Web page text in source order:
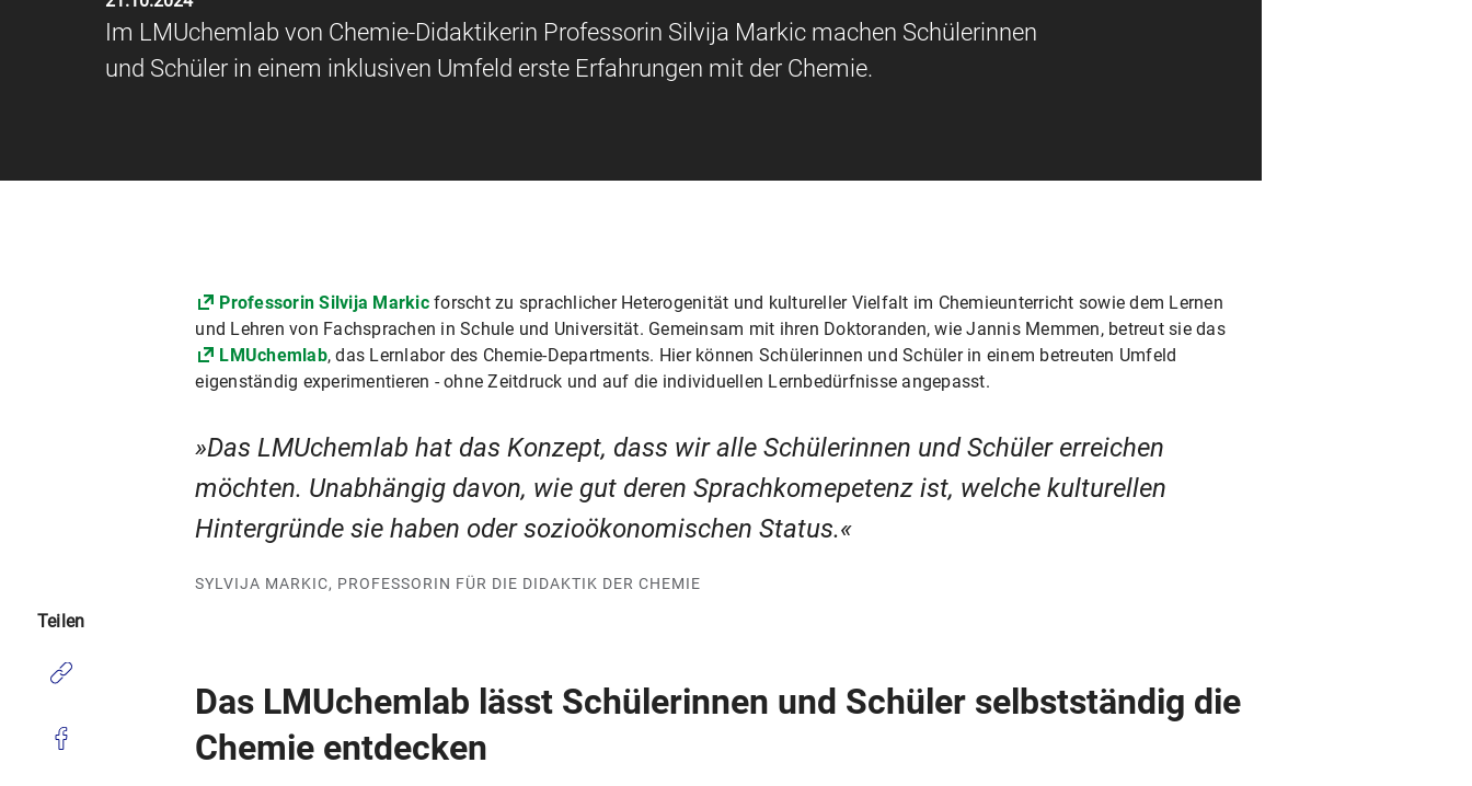
Im LMUchemlab von Chemie-Didaktikerin Professorin Silvija Markic machen Schülerinnen
und Schüler in einem inklusiven Umfeld erste Erfahrungen mit der Chemie.
Professorin Silvija Markicforscht zu sprachlicher Heterogenität und kultureller Vielfalt im Chemieunterricht sowie dem Lernen
und Lehren von Fachsprachen in Schule und Universität. Gemeinsam mit ihren Doktoranden, wie Jannis Memmen, betreut sie das
LMUchemlab, das Lernlabor des Chemie-Departments. Hier können Schülerinnen und Schüler in einem betreuten Umfeld
eigenständig experimentieren - ohne Zeitdruck und auf die individuellen Lernbedürfnisse angepasst.
Das LMUchemlab hat das Konzept, dass wir alle Schülerinnen und Schüler erreichen
möchten. Unabhängig davon, wie gut deren Sprachkomepetenz ist, welche kulturellen
Hintergründe sie haben oder sozioökonomischen Status.
SYLVIJA MARKIC, PROFESSORIN FÜR DIE DIDAKTIK DER CHEMIE
Das LMUchemlab lässt Schülerinnen und Schüler selbstständig die
Chemie entdecken
Teilen